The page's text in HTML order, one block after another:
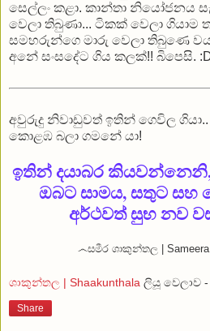
සෙල්ලං කළා. කාන්තා නියෝජනය
වෙලා තිබුණා... ටිකක් වෙලා
සමහරුන්ගෙ මාරු වෙලා තිබුණෙ
අනේ සංසදේට ගිය කලක්!! බිපෙසි.
අවුරුදු නිවාඩුවත් ඉතින් ගෙවිල ගියා..
කොළඹ බලා ගමනේ යා!
ඉතින් දයාබර කියවන්නෙනි,
ඔබට සාමය, සතුට සහ
අර්ථවත් සුභ නව
෴සමීර ශාකුන්තල | Sameera
ශාකුන්තල | Shaakunthala ලියූ වෙලාව -
Share